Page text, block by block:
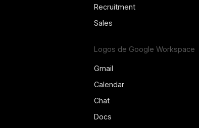
Recruitment
Sales
Logos de Google Workspace
Gmail
Calendar
Chat
Docs